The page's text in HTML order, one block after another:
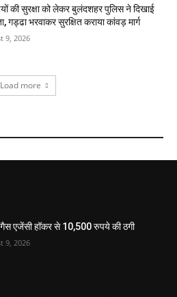
की सुरक्षा को लेकर बुलंदशहर पुलिस ने दिखाई
गड्ढा भरवाकर सुरक्षित कराया कांवड़ मार्ग
9, 2026
Load more
गैस एजेंसी हॉकर से 10,500 रुपये की ठगी
9, 2026